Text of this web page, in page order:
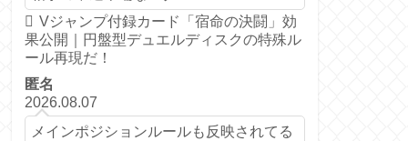
Vジャンプ付録カード「宿命の決闘」効
果公開｜円盤型デュエルディスクの特殊ル
ール再現だ！
匿名
2026.08.07
メインポジションルールも反映されてる